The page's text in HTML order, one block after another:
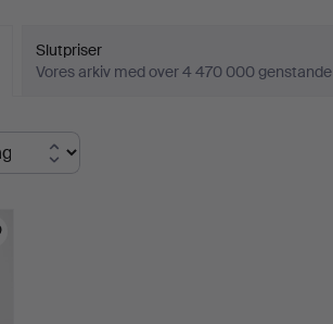
Slutpriser
Vores arkiv med over 4 470 000 genstande